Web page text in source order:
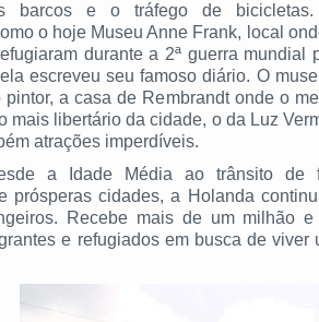
barcos e o tráfego de
o hoje Museu Anne Frank, local
durante a 2ª guerra mundial
escreveu seu famoso diário. O
pintor, a casa de Rembrandt onde o
mais libertário da cidade, o da Luz
atrações imperdíveis.
a Idade Média ao trânsito de
prósperas cidades, a Holanda
Recebe mais de um milhão
e refugiados em busca de viver